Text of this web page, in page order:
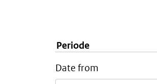
Periode
Date from